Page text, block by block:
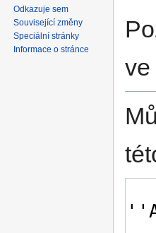
ve
Odkazuje sem
Související změny
Speciální stránky
Informace o stránce